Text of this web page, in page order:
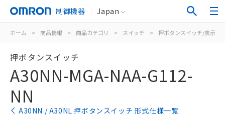
制御機器 Japan
ホーム > 商品情報 > 商品カテゴリ > スイッチ > 押ボタンスイッチ/表示灯
押ボタンスイッチ
A30NN-MGA-NAA-G112-
NN
A30NN / A30NL 押ボタンスイッチ 形式仕様一覧